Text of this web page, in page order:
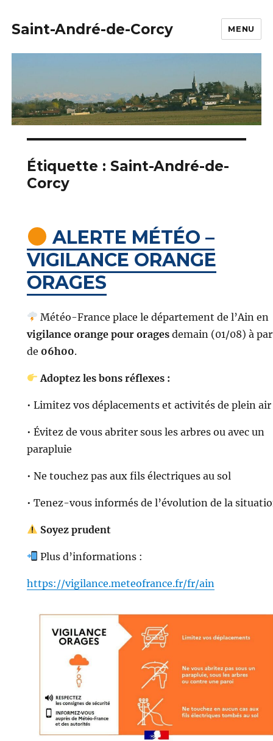
Saint-André-de-Corcy MENU
Étiquette : Saint-André-de-
Corcy
ALERTE MÉTÉO –
VIGILANCE ORANGE
ORAGES
Météo-France place le département de l’Ain en
vigilance orange pour oragesdemain (01/08) à
de 06h00.
Adoptez les bons réflexes :
• Limitez vos déplacements et activités de plein air
• Évitez de vous abriter sous les arbres ou avec un
parapluie
• Ne touchez pas aux fils électriques au sol
• Tenez-vous informés de l’évolution de la
Soyez prudent
Plus d’informations :
https://vigilance.meteofrance.fr/fr/ain